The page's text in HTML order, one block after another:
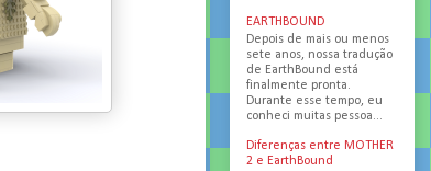
EARTHBOUND
Depois de mais ou menos
sete anos, nossa tradução
de EarthBound está
finalmente pronta.
Durante esse tempo, eu
conheci muitas pessoa...
Diferenças entre MOTHER
2 e EarthBound